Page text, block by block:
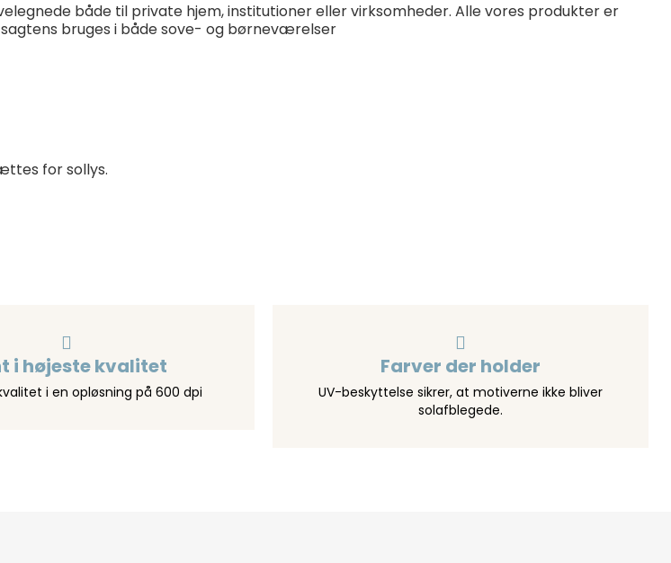
både til private hjem, institutioner eller virksomheder. Alle vores produkter er
bruges i både sove- og børneværelser
for sollys.
i højeste kvalitet
i en opløsning på 600 dpi
Farver der holder
UV-beskyttelse sikrer, at motiverne ikke bliver
solafblegede.